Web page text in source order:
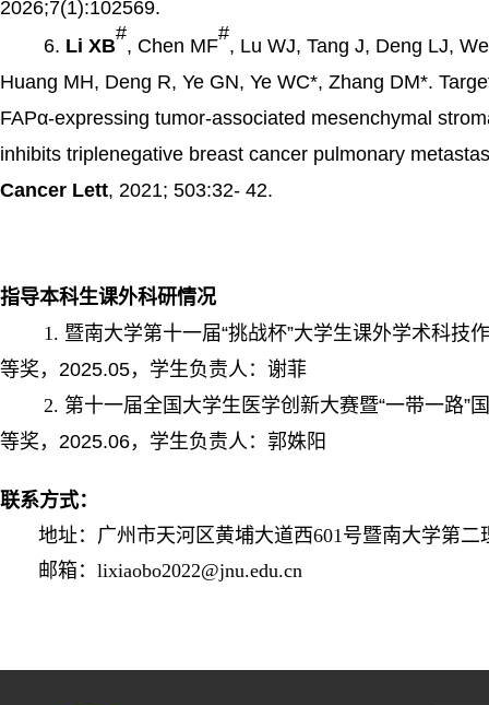
2026;7(1):102569.
6. Li XB
#
, Chen MF
#
, Lu WJ, Tang J, Deng LJ,
Huang MH, Deng R, Ye GN, Ye WC*, Zhang DM*.
FAPα-expressing tumor-associated mesenchymal
inhibits triplenegative breast cancer pulmonary
Cancer Lett, 2021; 503:32- 42.
指导本科生课外科研情况
1. 暨南大学第十一届“挑战杯”大学生课外学术科技
等奖，2025.05，学生负责人：谢菲
2. 第十一届全国大学生医学创新大赛暨“一带一路”
等奖，2025.06，学生负责人：郭姝阳
联系方式：
地址：广州市天河区黄埔大道西601号暨南大学第二
邮箱：lixiaobo2022@jnu.edu.cn